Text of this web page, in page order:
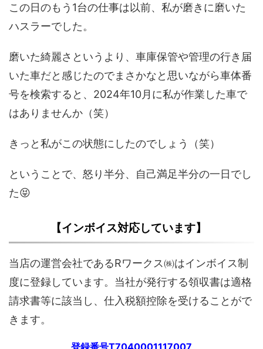
この日のもう1台の仕事は以前、私が磨きに磨いた
ハスラーでした。
磨いた綺麗さというより、車庫保管や管理の行き届
いた車だと感じたのでまさかなと思いながら車体番
号を検索すると、2024年10月に私が作業した車で
はありませんか（笑）
きっと私がこの状態にしたのでしょう（笑）
ということで、怒り半分、自己満足半分の一日でし
た😝
【インボイス対応しています】
当店の運営会社であるRワークス㈱はインボイス制
度に登録しています。当社が発行する領収書は適格
請求書等に該当し、仕入税額控除を受けることがで
きます。
登録番号T7040001117007